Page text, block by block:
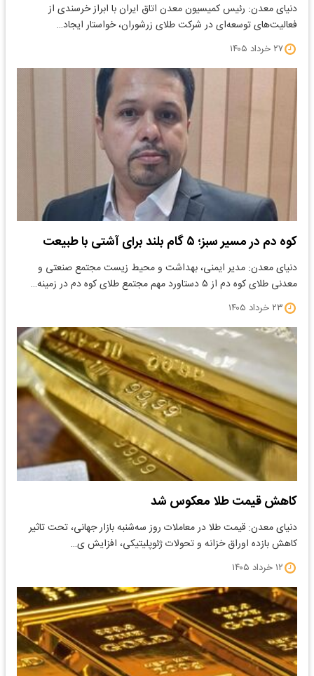
دنیای معدن: رئیس کمیسیون معدن اتاق ایران با ابراز خرسندی از
فعالیت‌های توسعه‌ای در شرکت طلای زرشوران، خواستار ایجاد…
۲۷ خرداد ۱۴۰۵
کوه دم در مسیر سبز؛ ۵ گام بلند برای آشتی با طبیعت
دنیای معدن: مدیر ایمنی، بهداشت و محیط زیست مجتمع صنعتی و
معدنی طلای کوه دم از ۵ دستاورد مهم مجتمع طلای کوه دم در زمینه…
۲۳ خرداد ۱۴۰۵
کاهش قیمت طلا معکوس شد
دنیای معدن: قیمت طلا در معاملات روز سه‌شنبه بازار جهانی، تحت تاثیر
کاهش بازده اوراق خزانه و تحولات ژئوپلیتیکی، افزایش ی…
۱۲ خرداد ۱۴۰۵